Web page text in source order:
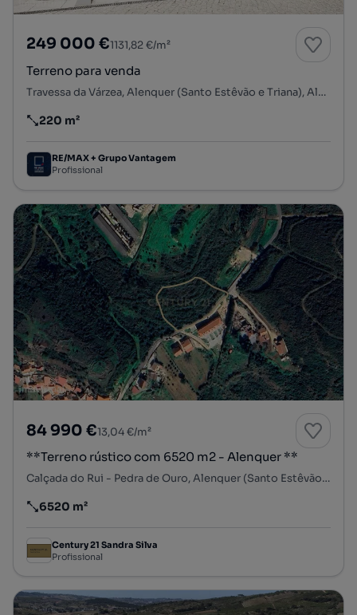
249 000 €1131,82 €/m²
Terreno para venda
Travessa da Várzea, Alenquer (Santo Estêvão e Triana), Alenquer, Lisboa
Preço por metro quadrado
220 m²
RE/MAX + Grupo Vantagem
Profissional
84 990 €13,04 €/m²
**Terreno rústico com 6520 m2 - Alenquer **
Calçada do Rui - Pedra de Ouro, Alenquer (Santo Estêvão e Triana), Alenquer, Lisboa
Preço por metro quadrado
6520 m²
Century 21 Sandra Silva
Profissional